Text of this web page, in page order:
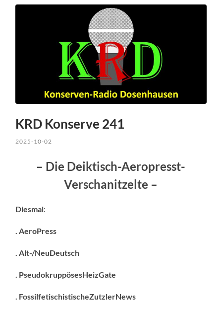
KRD Konserve 241
2025-10-02
– Die Deiktisch-Aeropresst-
Verschanitzelte –
Diesmal:
. AeroPress
. Alt-/NeuDeutsch
. PseudokruppösesHeizGate
. FossilfetischistischeZutzlerNews